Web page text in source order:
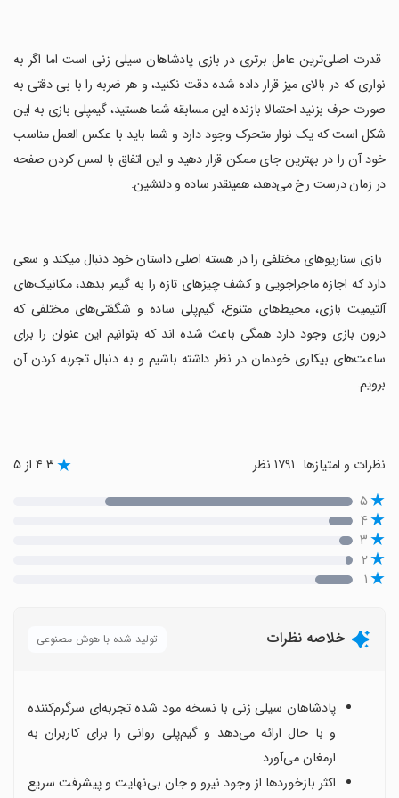
‏ قدرت اصلی‌ترین عامل برتری در بازی پادشاهان سیلی زنی است اما اگر به
نواری که در بالای میز قرار داده شده دقت نکنید، و هر ضربه را با بی دقتی به
صورت حرف بزنید احتمالا بازنده این مسابقه شما هستید، گیمپلی بازی به این
شکل است که یک نوار متحرک وجود دارد و شما باید با عکس العمل مناسب
خود آن را در بهترین جای ممکن قرار دهید و این اتفاق با لمس کردن صفحه
در زمان درست رخ می‌دهد، همینقدر ساده و دلنشین.
‏ بازی سناریوهای مختلفی را در هسته اصلی داستان خود دنبال میکند و سعی
دارد که اجازه ماجراجویی و کشف چیزهای تازه را به گیمر بدهد، مکانیک‌های
آلتیمیت بازی، محیط‌های متنوع، گیم‌پلی ساده و شگفتی‌های مختلفی که
درون بازی وجود دارد همگی باعث شده اند که بتوانیم این عنوان را برای
ساعت‌های بیکاری خودمان در نظر داشته باشیم و به دنبال تجربه کردن آن
برویم.
نظرات و امتیازها ۴.۳ از ۵
۵
۴
۳
۲
۱
خلاصه نظرات تولید شده با هوش مصنوعی
پادشاهان سیلی زنی با نسخه مود شده تجربه‌ای سرگرم‌کننده
و با حال ارائه می‌دهد و گیم‌پلی روانی را برای کاربران به
ارمغان می‌آورد.
اکثر بازخوردها از وجود نیرو و جان بی‌نهایت و پیشرفت سریع